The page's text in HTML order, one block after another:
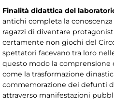
Finalità didattica del
antichi completa la
ragazzi di diventare
certamente non giochi del
spettatori facevano tra loro
questo modo la comprensione
come la trasformazione
commemorazione dei defunti
attraverso manifestazioni